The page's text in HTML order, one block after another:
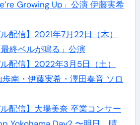
Growing Up」公演 伊藤実希
ル配信】2021年7月22日（木）
終ベルが鳴る」公演
ル配信】2022年3月5日（土）
歩南・伊藤実希・澤田奏音 ソロ
ル配信】大場美奈 卒業コンサー